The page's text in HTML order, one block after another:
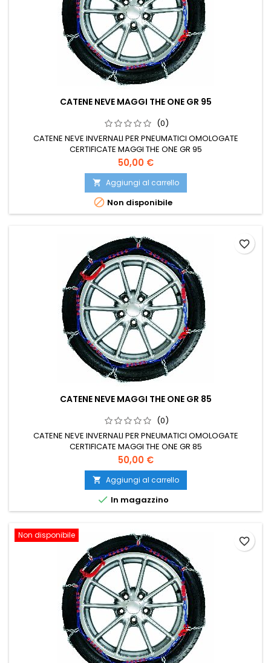
CATENE NEVE MAGGI THE ONE GR 95
(0)
CATENE NEVE INVERNALI PER PNEUMATICI OMOLOGATE
CERTIFICATE MAGGI THE ONE GR 95
Prezzo
50,00 €
 Aggiungi al carrello
 Non disponibile
CATENE NEVE MAGGI THE ONE GR 85
(0)
CATENE NEVE INVERNALI PER PNEUMATICI OMOLOGATE
CERTIFICATE MAGGI THE ONE GR 85
Prezzo
50,00 €
 Aggiungi al carrello
 In magazzino
favorite_border
Non disponibile
favorite_border